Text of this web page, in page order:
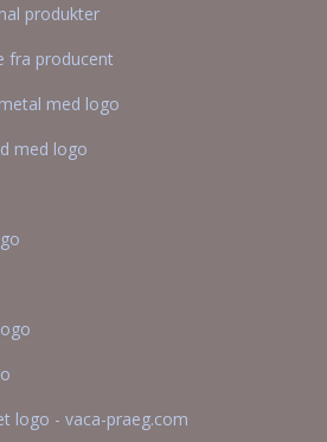
produkter
fra producent
med logo
med logo
logo - vaca-praeg.com